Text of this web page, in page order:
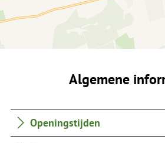
Algemene
Openingstijden